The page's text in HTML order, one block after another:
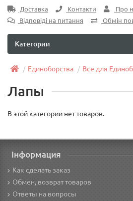
Доставка Контакти Про
Відповіді на питання
Обмін
Категории
Единоборства Все для
Лапы
В этой категории нет товаров.
Інформация
Как сделать заказ
Обмен, возврат товаров
Ответы на вопросы